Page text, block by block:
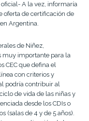
A la vez, informaría
oferta de certificación de
Argentina.
de Niñez,
muy importante para la
CEC que defina el
con criterios y
podría contribuir al
de vida de las niñas y
desde los CDIs o
(salas de 4 y de 5 años).